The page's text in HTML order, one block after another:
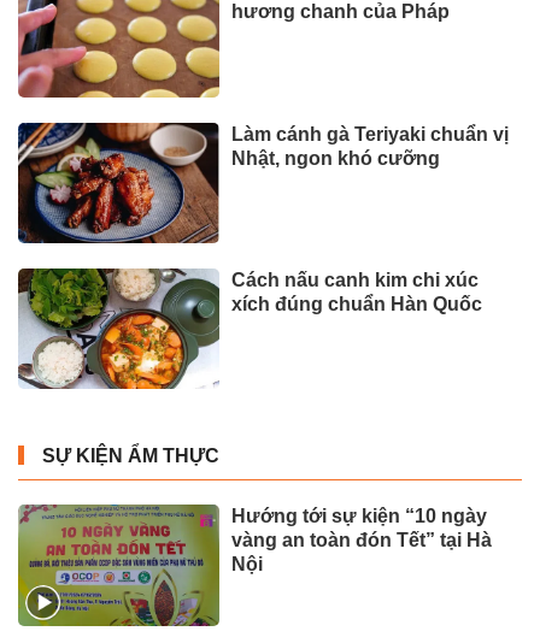
hương chanh của Pháp
Làm cánh gà Teriyaki chuẩn vị
Nhật, ngon khó cưỡng
Cách nấu canh kim chi xúc
xích đúng chuẩn Hàn Quốc
SỰ KIỆN ẨM THỰC
Hướng tới sự kiện “10 ngày
vàng an toàn đón Tết” tại Hà
Nội